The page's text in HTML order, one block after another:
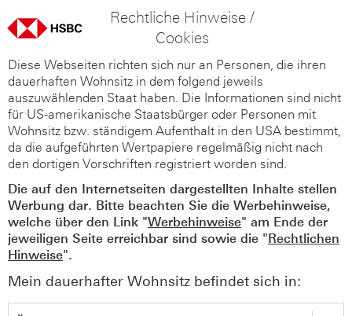
Rechtliche Hinweise /
Cookies
Diese Webseiten richten sich nur an Personen, die ihren
dauerhaften Wohnsitz in dem folgend jeweils
auszuwählenden Staat haben. Die Informationen sind nicht
für US-amerikanische Staatsbürger oder Personen mit
Wohnsitz bzw. ständigem Aufenthalt in den USA bestimmt,
da die aufgeführten Wertpapiere regelmäßig nicht nach
den dortigen Vorschriften registriert worden sind.
Die auf den Internetseiten dargestellten Inhalte stellen
Werbung dar. Bitte beachten Sie die Werbehinweise,
welche über den Link "Werbehinweise" am Ende der
jeweiligen Seite erreichbar sind sowie die "Rechtlichen
Hinweise".
Mein dauerhafter Wohnsitz befindet sich in: